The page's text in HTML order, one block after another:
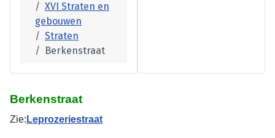
XVI Straten en
gebouwen
Straten
Berkenstraat
Berkenstraat
Zie: Leprozeriestraat